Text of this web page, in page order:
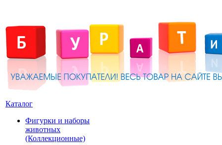
Каталог
Фигурки и наборы
животных
(Коллекционные)